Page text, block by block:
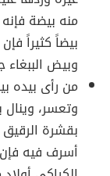
منه بيضة
بيضاً كثيراً
وبيض الببغاء
من رأى بيده
وتعسر، وينال
بقشرة الرقيق
أسرف فيه فإن